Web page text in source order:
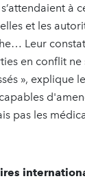
à
et les
Leur
en conflit
», explique
pas les